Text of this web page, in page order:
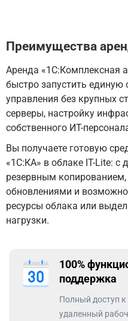
Преимущества
Аренда «1С:Комплексная
быстро запустить единую
управления без крупных
серверы, настройку
собственного ИТ-
Вы получаете готовую
«1С:КА» в облаке IT-Lite: с
резервным
обновлениями и
ресурсы облака или
нагрузки.
100%
поддержка
Полный доступ
удаленный